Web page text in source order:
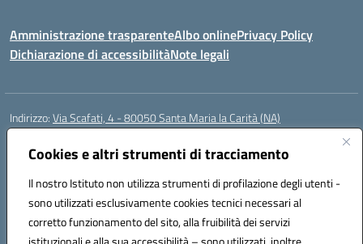
Cookies e altri strumenti di tracciamento
Il nostro Istituto non utilizza strumenti di profilazione degli utenti -
sono utilizzati esclusivamente cookies tecnici necessari al
corretto funzionamento del sito, alla fruibilità dei servizi
Amministrazione trasparenteAlbo onlinePrivacy Policy
Dichiarazione di accessibilitàNote legali
Indirizzo:Via Scafati, 4 - 80050 Santa Maria la Carità (NA)
Centralino:
Posta elettronica certificata (PEC):NAEE21900T@pec.istruzione.it
Codice fiscale: 90016250632
Codice meccanografico:NAEE21900T
Codice Indice delle Pubbliche Amministrazioni (IPA): istsc_naee21900t
Codice unico di fatturazione (CUF): UFZ0X6